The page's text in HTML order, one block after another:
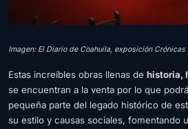
Imagen: El Diario de Coahuila, exposición
Estas increíbles obras llenas de historia,
se encuentran a la venta por lo que
pequeña parte del legado histórico de
su estilo y causas sociales, fomentando